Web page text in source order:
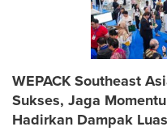
WEPACK Southeast
Sukses, Jaga
Hadirkan Dampak